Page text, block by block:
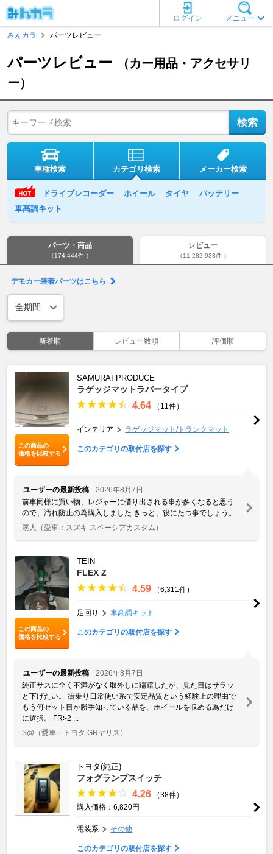
メニュー
ログイン
みんカラ
パーツレビュー
パーツレビュー
（カー用品・アクセサリ
ー）
車種検索 カテゴリ検索 メーカー検索
ドライブレコーダー ホイール タイヤ
バッテリー
車高調キット
パーツ・商品
（174,444件 ）
レビュー
（11,282,933件 ）
デモカー装着パーツはこちら
新着順 レビュー数順 評価順
この商品の
価格を比較する
SAMURAI PRODUCE
ラゲッジマットラバータイプ
4.64 （11件）
インテリア ラゲッジマット/トランクマット
このカテゴリの取付店を探す
ユーザーの最新投稿
2026年8月7日
前車同様に買い物、レジャーに借り出される事が多くなると思う
ので、汚れ防止の為購入しました きっと、役にたつ事でしょう。
溪人
（愛車：スズキ スペーシアカスタム）
この商品の
価格を比較する
TEIN
FLEX Z
4.59 （6,311件）
足回り 車高調キット
このカテゴリの取付店を探す
ユーザーの最新投稿
2026年8月7日
純正サスに全く不満がなく取外しに躊躇したが、見た目はサラッ
と下げたい。 街乗り日常使い系で安定品質という経験上の理由で
もう何セット目か勝手知っている品を、ホイールを収める為だけ
に選択。 FR∶-2 ...
S@ （愛車：トヨタ GRヤリス）
トヨタ(純正)
フォグランプスイッチ
4.26
（38件）
購入価格：6,820円
電装系 その他
このカテゴリの取付店を探す